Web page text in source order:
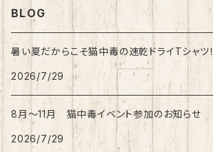
BLOG
暑い夏だからこそ猫中毒の速乾ドライTシャツ！
2026/7/29
8月〜11月 猫中毒イベント参加のお知らせ
2026/7/29